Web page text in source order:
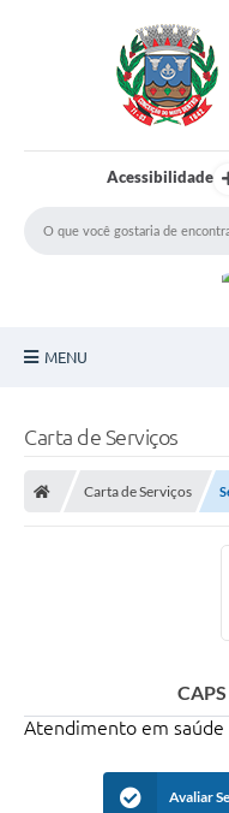
Acessibilidade
MENU
Serviços da Secretaria
Carta de Serviços
Carta de Serviços
Atendimento em saúde
Avaliar